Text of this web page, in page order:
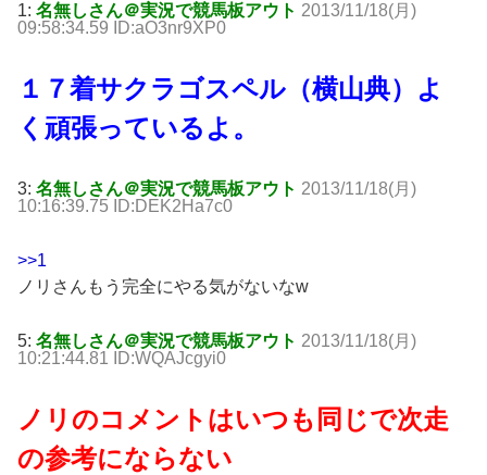
1: 名無しさん＠実況で競馬板アウト 2013/11/18(月)
09:58:34.59 ID:aO3nr9XP0
１７着サクラゴスペル（横山典）よ
く頑張っているよ。
3: 名無しさん＠実況で競馬板アウト 2013/11/18(月)
10:16:39.75 ID:DEK2Ha7c0
>>1
ノリさんもう完全にやる気がないなw
5: 名無しさん＠実況で競馬板アウト 2013/11/18(月)
10:21:44.81 ID:WQAJcgyi0
ノリのコメントはいつも同じで次走
の参考にならない